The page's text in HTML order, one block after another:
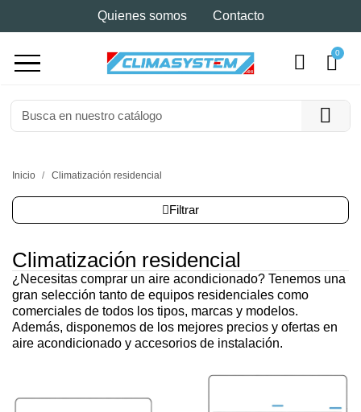
Quienes somos Contacto
Inicio Climatización residencial
Filtrar
Climatización residencial
¿Necesitas comprar un aire acondicionado? Tenemos una
gran selección tanto de equipos residenciales como
comerciales de todos los tipos, marcas y modelos.
Además, disponemos de los mejores precios y ofertas en
aire acondicionado y accesorios de instalación.